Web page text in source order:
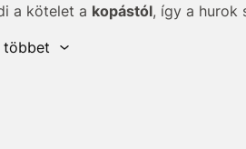
a kötelet a kopástól, így a hurok
többet